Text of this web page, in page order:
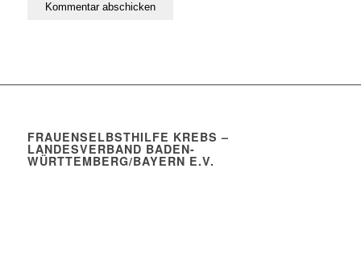
FRAUENSELBSTHILFE KREBS –
LANDESVERBAND BADEN-
WÜRTTEMBERG/BAYERN E.V.